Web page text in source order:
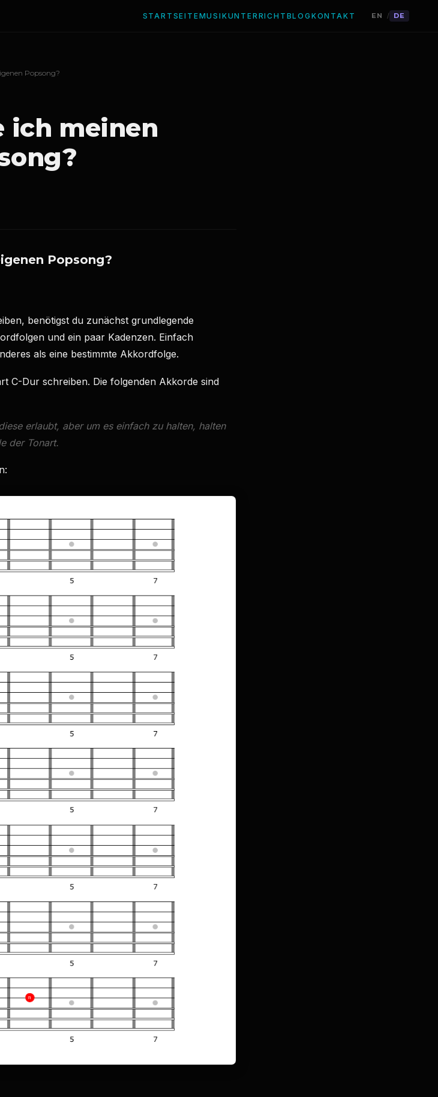
STARTSEITEMUSIKUNTERRICHT BLOG KONTAKT EN / DE
Popsong?
ich meinen
Popsong?
benötigst du zunächst grundlegende
und ein paar Kadenzen. Einfach
als eine bestimmte Akkordfolge.
C-Dur schreiben. Die folgenden Akkorde sind
erlaubt, aber um es einfach zu halten, halten
der Tonart.